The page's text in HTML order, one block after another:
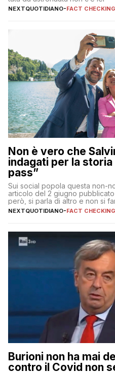
NEXTQUOTIDIANO-FACT CHECKING
Non è vero che
indagati per la
pass”
Sui social popola questa non-
articolo del 2 giugno pubblicato
però, si parla di altro e non si
Fratelli d’Italia
NEXTQUOTIDIANO-FACT CHECKING
Burioni non ha mai
contro il Covid non